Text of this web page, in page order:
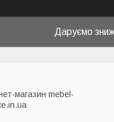
Даруємо
магазин mebel-